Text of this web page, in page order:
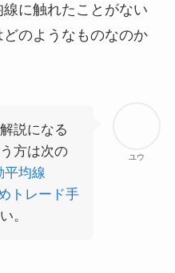
に触れたことがない
のようなものなのか
ユウ
説になる
方は次の
平均線
トレード手
。